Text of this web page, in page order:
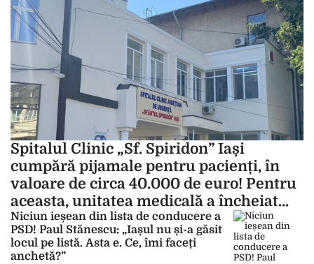
Spitalul Clinic „Sf. Spiridon” Iași
cumpără pijamale pentru pacienți, în
valoare de circa 40.000 de euro! Pentru
aceasta, unitatea medicală a încheiat
contracte cu SCM GR 1 Munca
Invalizilor Iași
Niciun ieșean din lista de conducere a
PSD! Paul Stănescu: „Iașul nu și-a găsit
locul pe listă. Asta e. Ce, îmi faceți
anchetă?”